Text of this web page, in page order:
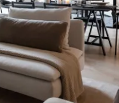
Maison D'hôtes
On Décode La Déco